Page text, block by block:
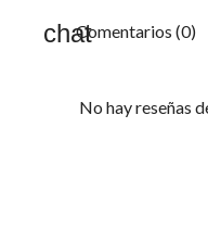
Comentarios (0)
No hay reseñas